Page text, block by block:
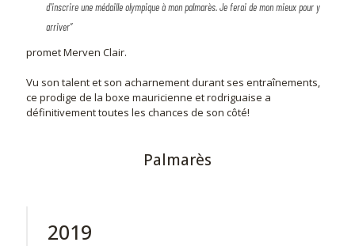
d'inscrire une médaille olympique à mon palmarès. Je ferai de mon mieux pour y
arriver”
promet Merven Clair.
Vu son talent et son acharnement durant ses entraînements,
ce prodige de la boxe mauricienne et rodriguaise a
définitivement toutes les chances de son côté!
Palmarès
2019